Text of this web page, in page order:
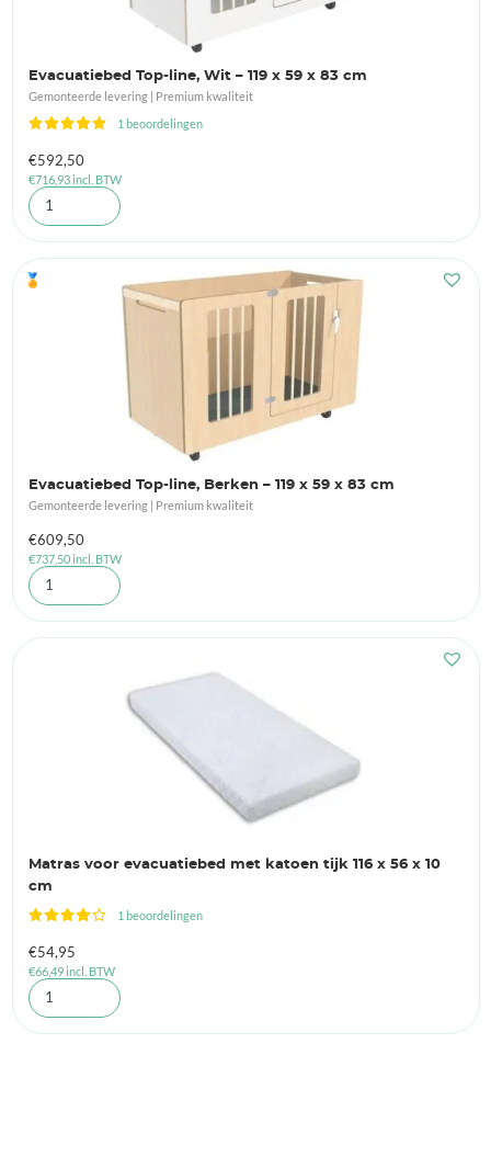
Evacuatiebed Top-line, Wit – 119 x 59 x 83 cm
Gemonteerde levering | Premium kwaliteit
1 beoordelingen
€592,50
€716,93incl. BTW
🏅
Evacuatiebed Top-line, Berken – 119 x 59 x 83 cm
Gemonteerde levering | Premium kwaliteit
€609,50
€737,50incl. BTW
Matras voor evacuatiebed met katoen tijk 116 x 56 x 10
cm
1 beoordelingen
€54,95
€66,49incl. BTW